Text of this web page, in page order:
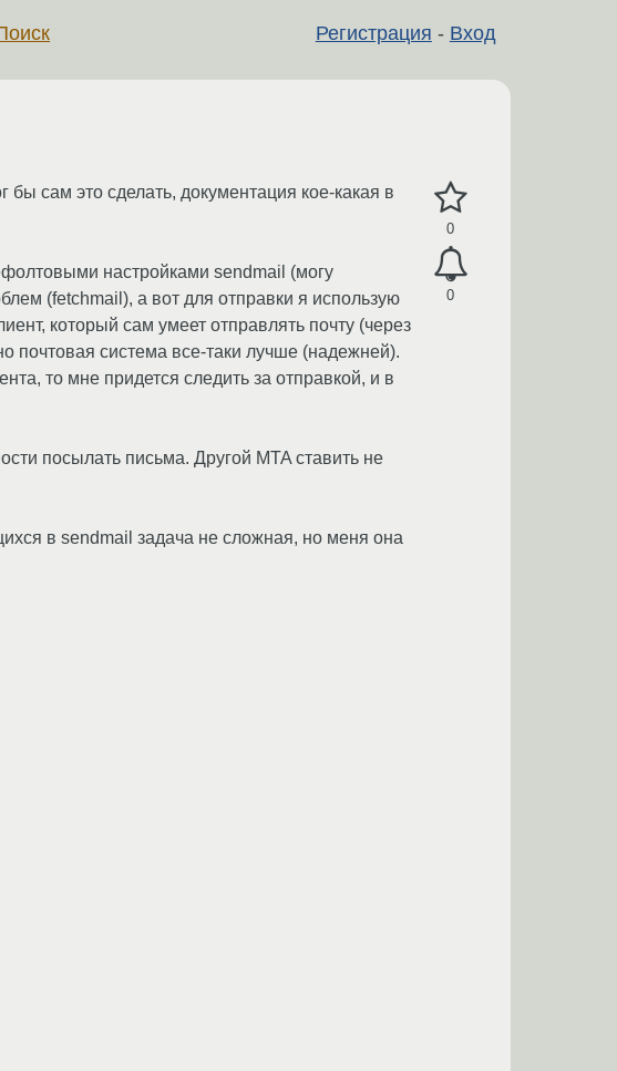
Регистрация - Вход
0
0
сам это сделать, документация кое-какая в
настройками sendmail (могу
(fetchmail), а вот для отправки я использую
который сам умеет отправлять почту (через
почтовая система все-таки лучше (надежней).
то мне придется следить за отправкой, и в
посылать письма. Другой MTA ставить не
в sendmail задача не сложная, но меня она